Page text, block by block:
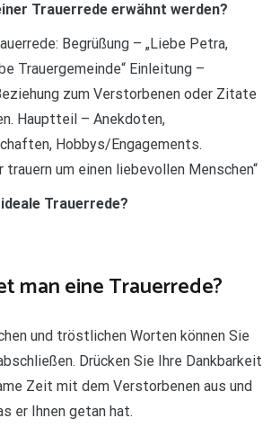
Trauerrede erwähnt werden?
Begrüßung – „Liebe Petra,
Trauergemeinde“ Einleitung –
zum Verstorbenen oder Zitate
Hauptteil – Anekdoten,
Hobbys/Engagements.
trauern um einen liebevollen Menschen“
Trauerrede?
man eine Trauerrede?
und tröstlichen Worten können Sie
Drücken Sie Ihre Dankbarkeit
Zeit mit dem Verstorbenen aus und
er Ihnen getan hat.